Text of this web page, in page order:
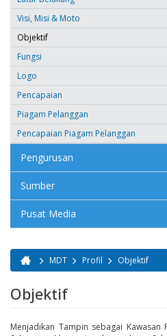
Visi, Misi & Moto
Objektif
Fungsi
Logo
Pencapaian
Piagam Pelanggan
Pencapaian Piagam Pelanggan
Pengurusan
Sumber
Pusat Media
Anda di sini
MDT Profil Objektif
Objektif
Menjadikan Tampin sebagai Kawasan